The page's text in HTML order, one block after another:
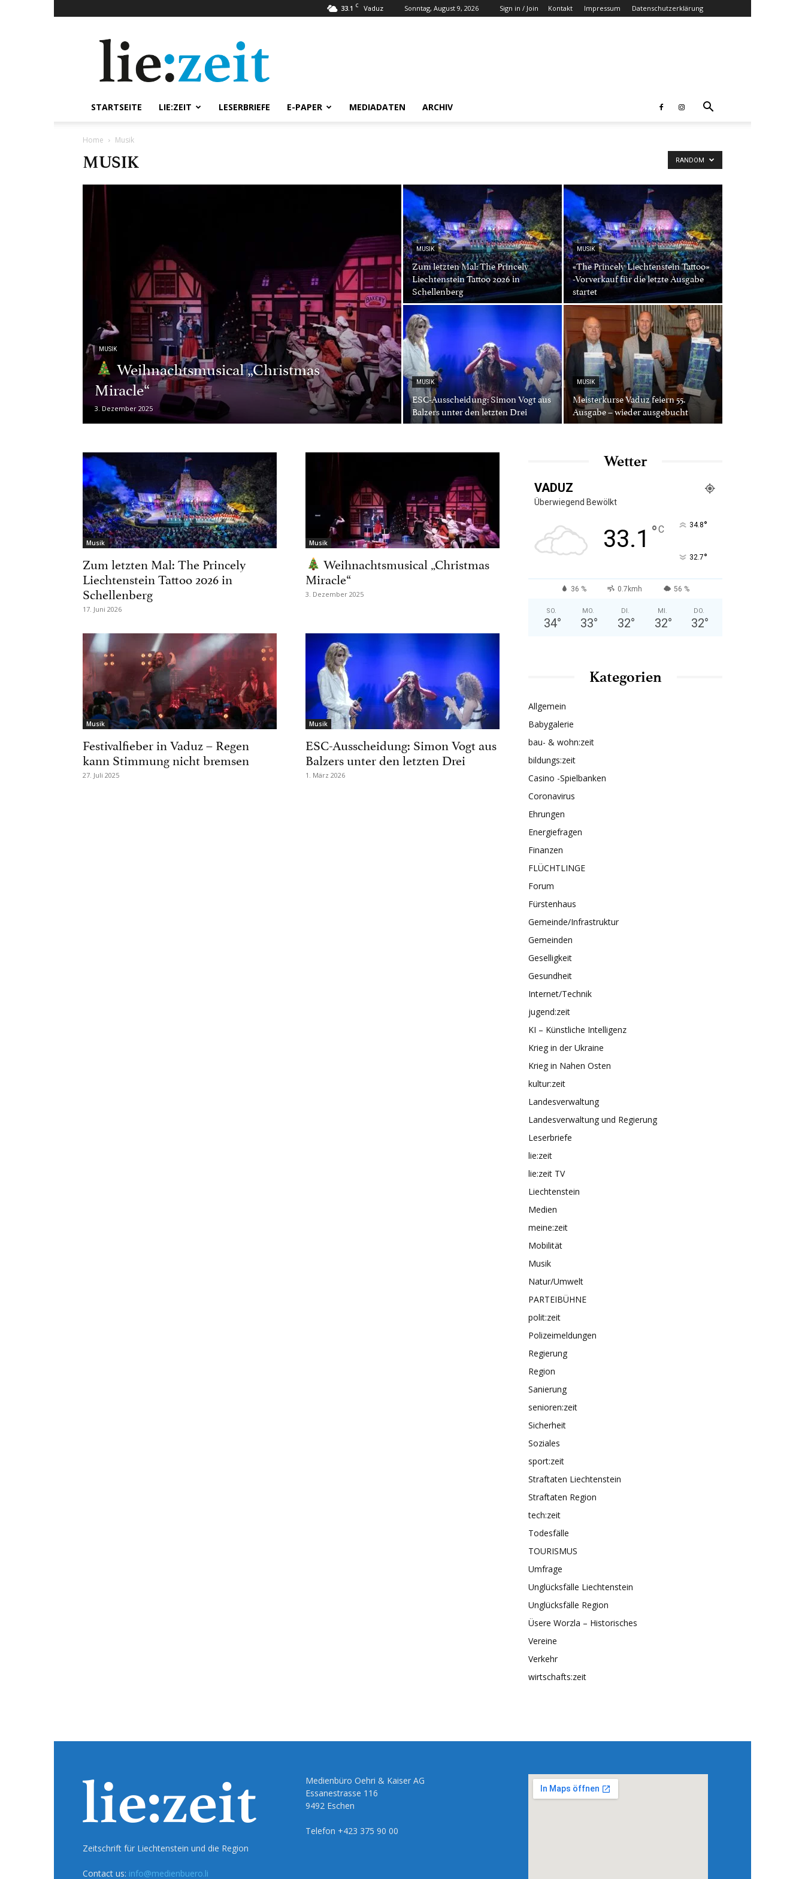
33.1 C Vaduz Sonntag, August 9, 2026 Sign in / Join Kontakt Impressum Datenschutzerklärung
STARTSEITE LIE:ZEIT LESERBRIEFE E-PAPER MEDIADATEN ARCHIV
Home Musik
MUSIK RANDOM
MUSIK
Weihnachtsmusical „Christmas
Miracle“
3. Dezember 2025
MUSIK
Zum letzten Mal: The Princely
Liechtenstein Tattoo 2026 in
Schellenberg
MUSIK
«The Princely Liechtenstein Tattoo»
-Vorverkauf für die letzte Ausgabe
startet
MUSIK
ESC-Ausscheidung: Simon Vogt aus
Balzers unter den letzten Drei
MUSIK
Meisterkurse Vaduz feiern 55.
Ausgabe – wieder ausgebucht
Musik
Zum letzten Mal: The Princely
Liechtenstein Tattoo 2026 in
Schellenberg
17. Juni 2026
Musik
Weihnachtsmusical „Christmas
Miracle“
3. Dezember 2025
Musik
Festivalfieber in Vaduz – Regen
kann Stimmung nicht bremsen
27. Juli 2025
Musik
ESC-Ausscheidung: Simon Vogt aus
Balzers unter den letzten Drei
1. März 2026
Wetter
VADUZ
Überwiegend Bewölkt
33.1 °C 34.8°
32.7°
36 % 0.7kmh 56 %
SO.
34°
MO.
33°
DI.
32°
MI.
32°
DO.
32°
Kategorien
Allgemein
Babygalerie
bau- & wohn:zeit
bildungs:zeit
Casino -Spielbanken
Coronavirus
Ehrungen
Energiefragen
Finanzen
FLÜCHTLINGE
Forum
Fürstenhaus
Gemeinde/Infrastruktur
Gemeinden
Geselligkeit
Gesundheit
Internet/Technik
jugend:zeit
KI – Künstliche Intelligenz
Krieg in der Ukraine
Krieg in Nahen Osten
kultur:zeit
Landesverwaltung
Landesverwaltung und Regierung
Leserbriefe
lie:zeit
lie:zeit TV
Liechtenstein
Medien
meine:zeit
Mobilität
Musik
Natur/Umwelt
PARTEIBÜHNE
polit:zeit
Polizeimeldungen
Regierung
Region
Sanierung
senioren:zeit
Sicherheit
Soziales
sport:zeit
Straftaten Liechtenstein
Straftaten Region
tech:zeit
Todesfälle
TOURISMUS
Umfrage
Unglücksfälle Liechtenstein
Unglücksfälle Region
Üsere Worzla – Historisches
Vereine
Verkehr
wirtschafts:zeit
Zeitschrift für Liechtenstein und die Region
Contact us: info@medienbuero.li
Medienbüro Oehri & Kaiser AG
Essanestrasse 116
9492 Eschen
Telefon +423 375 90 00